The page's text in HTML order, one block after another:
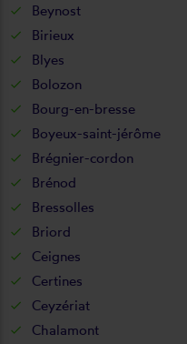
Beynost
Birieux
Blyes
Bolozon
Bourg-en-bresse
Boyeux-saint-jérôme
Brégnier-cordon
Brénod
Bressolles
Briord
Ceignes
Certines
Ceyzériat
Chalamont